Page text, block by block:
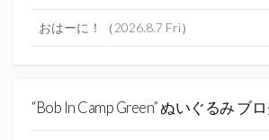
おはーに！（2026.8.7 Fri）
“Bob In Camp Green” ぬいぐるみ ブロ